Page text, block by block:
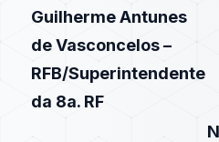
Guilherme Antunes
de Vasconcelos –
RFB/Superintendente
da 8a. RF